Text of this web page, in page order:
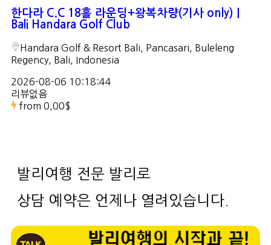
한다라 C.C 18홀 라운딩+왕복차량(기사 only)｜
Bali Handara Golf Club
Handara Golf & Resort Bali, Pancasari, Buleleng
Regency, Bali, Indonesia
2026-08-06 10:18:44
리뷰없음
from 0,00$
발리여행 전문 발리로
상담 예약은 언제나 열려있습니다.